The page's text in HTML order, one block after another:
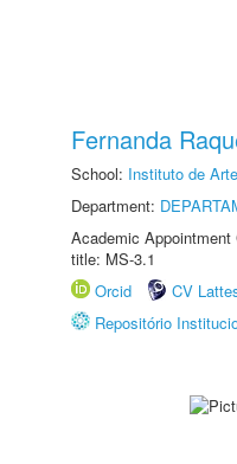
Fernanda
School: Instituto de
Department:
Academic
title: MS-3.1
Orcid
CV
Repositório